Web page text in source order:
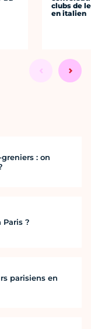
clubs de
en italien
: on
?
parisiens en